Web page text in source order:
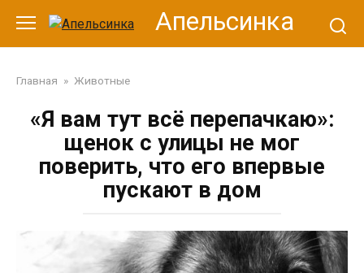
контенту
Апельсинка
Главная » Животные
«Я вам тут всё перепачкаю»:
щенок с улицы не мог
поверить, что его впервые
пускают в дом